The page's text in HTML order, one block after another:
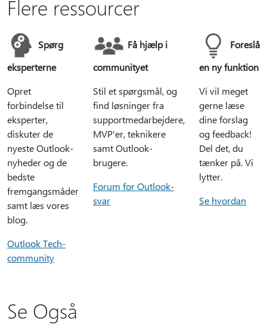
Flere ressourcer
Spørg
eksperterne
Opret
forbindelse til
eksperter,
diskuter de
nyeste Outlook-
nyheder og de
bedste
fremgangsmåder
samt læs vores
blog.
Outlook Tech-
community
Få hjælp i
communityet
Stil et spørgsmål, og
find løsninger fra
supportmedarbejdere,
MVP'er, teknikere
samt Outlook-
brugere.
Forum for Outlook-
svar
Foreslå
en ny funktion
Vi vil meget
gerne læse
dine forslag
og feedback!
Del det, du
tænker på. Vi
lytter.
Se hvordan
Se Også